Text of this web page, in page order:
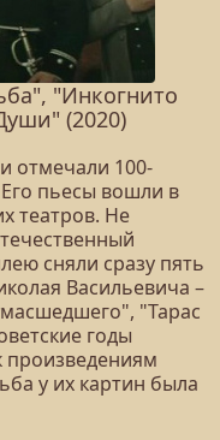
"Инкогнито
(2020)
отмечали 100-
пьесы вошли в
театров. Не
сняли сразу пять
Васильевича –
"Тарас
годы
у их картин была